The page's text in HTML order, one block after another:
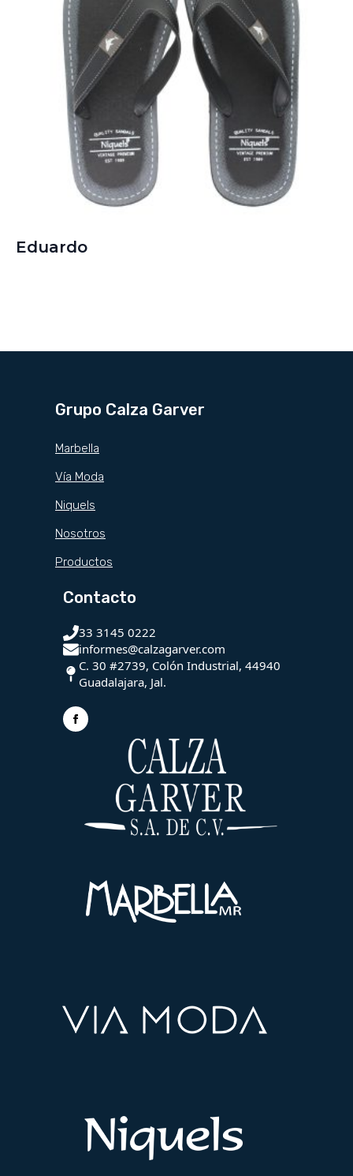
Eduardo
Grupo Calza Garver
Marbella
Vía Moda
Niquels
Nosotros
Productos
Contacto
33 3145 0222
informes@calzagarver.com
C. 30 #2739, Colón Industrial, 44940
Guadalajara, Jal.